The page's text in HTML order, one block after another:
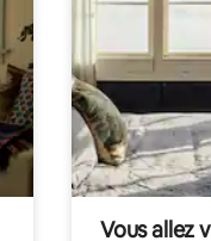
Vous allez